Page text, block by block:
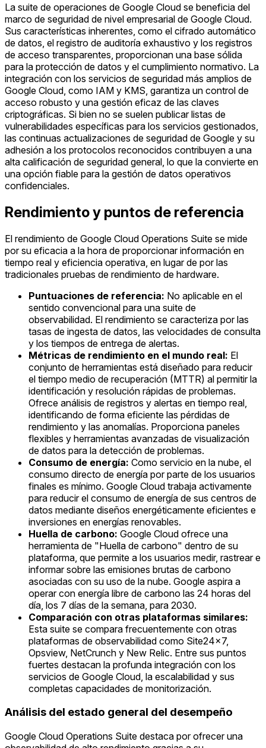
La suite de operaciones de Google Cloud se beneficia del
marco de seguridad de nivel empresarial de Google Cloud.
Sus características inherentes, como el cifrado automático
de datos, el registro de auditoría exhaustivo y los registros
de acceso transparentes, proporcionan una base sólida
para la protección de datos y el cumplimiento normativo. La
integración con los servicios de seguridad más amplios de
Google Cloud, como IAM y KMS, garantiza un control de
acceso robusto y una gestión eficaz de las claves
criptográficas. Si bien no se suelen publicar listas de
vulnerabilidades específicas para los servicios gestionados,
las continuas actualizaciones de seguridad de Google y su
adhesión a los protocolos reconocidos contribuyen a una
alta calificación de seguridad general, lo que la convierte en
una opción fiable para la gestión de datos operativos
confidenciales.
Rendimiento y puntos de referencia
El rendimiento de Google Cloud Operations Suite se mide
por su eficacia a la hora de proporcionar información en
tiempo real y eficiencia operativa, en lugar de por las
tradicionales pruebas de rendimiento de hardware.
Puntuaciones de referencia: No aplicable en el
sentido convencional para una suite de
observabilidad. El rendimiento se caracteriza por las
tasas de ingesta de datos, las velocidades de consulta
y los tiempos de entrega de alertas.
Métricas de rendimiento en el mundo real: El
conjunto de herramientas está diseñado para reducir
el tiempo medio de recuperación (MTTR) al permitir la
identificación y resolución rápidas de problemas.
Ofrece análisis de registros y alertas en tiempo real,
identificando de forma eficiente las pérdidas de
rendimiento y las anomalías. Proporciona paneles
flexibles y herramientas avanzadas de visualización
de datos para la detección de problemas.
Consumo de energía: Como servicio en la nube, el
consumo directo de energía por parte de los usuarios
finales es mínimo. Google Cloud trabaja activamente
para reducir el consumo de energía de sus centros de
datos mediante diseños energéticamente eficientes e
inversiones en energías renovables.
Huella de carbono: Google Cloud ofrece una
herramienta de "Huella de carbono" dentro de su
plataforma, que permite a los usuarios medir, rastrear e
informar sobre las emisiones brutas de carbono
asociadas con su uso de la nube. Google aspira a
operar con energía libre de carbono las 24 horas del
día, los 7 días de la semana, para 2030.
Comparación con otras plataformas similares:
Esta suite se compara frecuentemente con otras
plataformas de observabilidad como Site24x7,
Opsview, NetCrunch y New Relic. Entre sus puntos
fuertes destacan la profunda integración con los
servicios de Google Cloud, la escalabilidad y sus
completas capacidades de monitorización.
Análisis del estado general del desempeño
Google Cloud Operations Suite destaca por ofrecer una